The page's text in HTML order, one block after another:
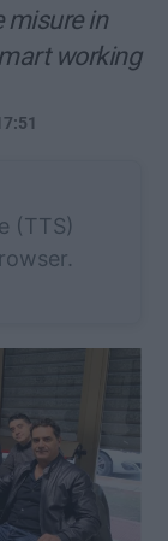
misure in
working
(TTS)